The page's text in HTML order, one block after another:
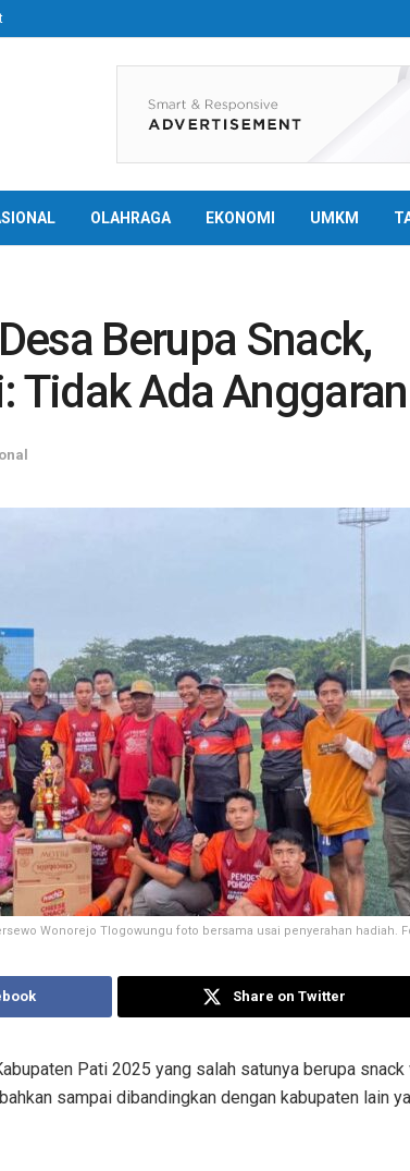
OLAHRAGA EKONOMI UMKM
Berupa Snack,
Tidak Ada Anggaran
Wonorejo Tlogowungu foto bersama usai penyerahan hadiah.
Share on Twitter
Pati 2025 yang salah satunya berupa
sampai dibandingkan dengan kabupaten lain